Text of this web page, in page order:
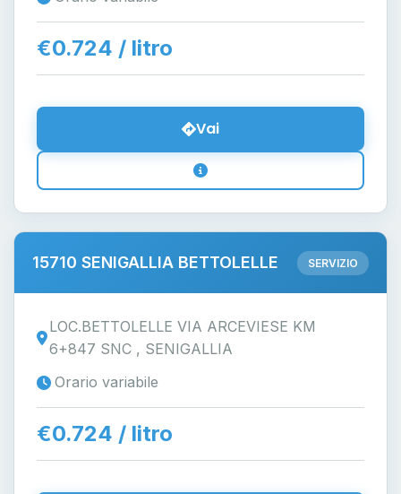
€0.724 / litro
Vai
15710 SENIGALLIA BETTOLELLE SERVIZIO
LOC.BETTOLELLE VIA ARCEVIESE KM
6+847 SNC , SENIGALLIA
Orario variabile
€0.724 / litro